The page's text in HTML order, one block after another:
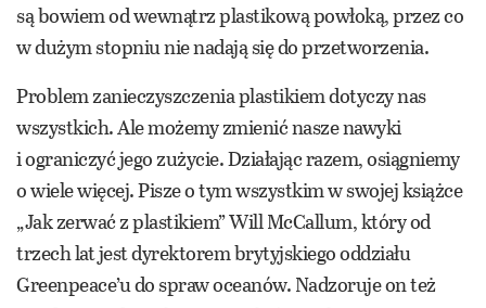
są bowiem od wewnątrz plastikową powłoką, przez co
w dużym stopniu nie nadają się do przetworzenia.
Problem zanieczyszczenia plastikiem dotyczy nas
wszystkich. Ale możemy zmienić nasze nawyki
i ograniczyć jego zużycie. Działając razem, osiągniemy
o wiele więcej. Pisze o tym wszystkim w swojej książce
„Jak zerwać z plastikiem” Will McCallum, który od
trzech lat jest dyrektorem brytyjskiego oddziału
Greenpeace’u do spraw oceanów. Nadzoruje on też